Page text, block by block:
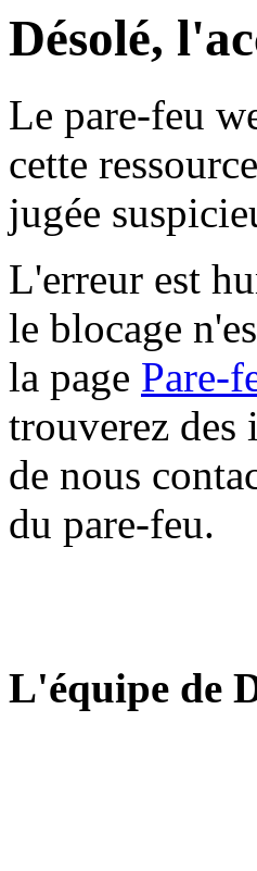
Désolé,
Le pare-feu
cette
jugée
L'erreur est
le blocage
la page Pare-
trouverez des
de nous
du pare-feu.
L'équipe de